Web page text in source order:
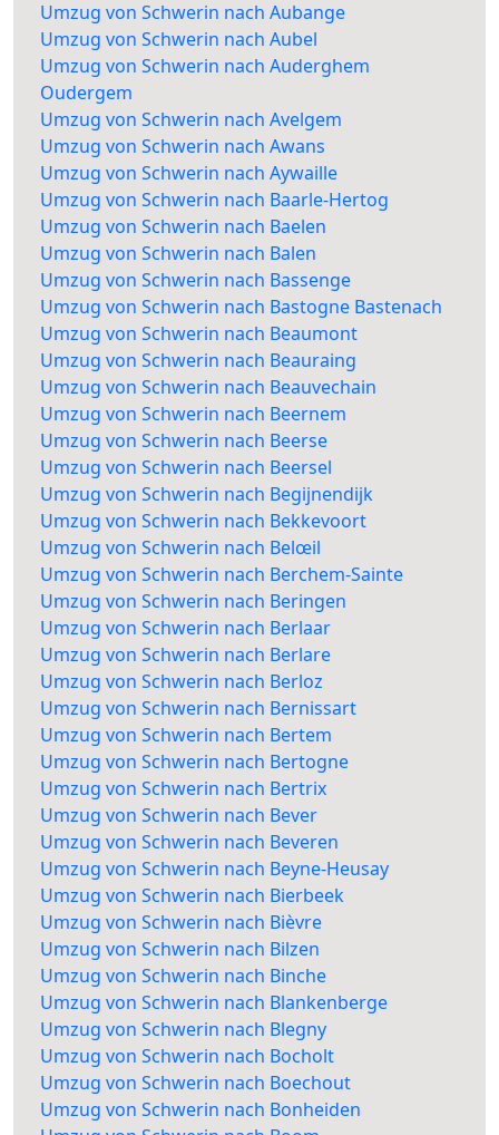
Umzug von Schwerin nach Aubange
Umzug von Schwerin nach Aubel
Umzug von Schwerin nach Auderghem
Oudergem
Umzug von Schwerin nach Avelgem
Umzug von Schwerin nach Awans
Umzug von Schwerin nach Aywaille
Umzug von Schwerin nach Baarle-Hertog
Umzug von Schwerin nach Baelen
Umzug von Schwerin nach Balen
Umzug von Schwerin nach Bassenge
Umzug von Schwerin nach Bastogne Bastenach
Umzug von Schwerin nach Beaumont
Umzug von Schwerin nach Beauraing
Umzug von Schwerin nach Beauvechain
Umzug von Schwerin nach Beernem
Umzug von Schwerin nach Beerse
Umzug von Schwerin nach Beersel
Umzug von Schwerin nach Begijnendijk
Umzug von Schwerin nach Bekkevoort
Umzug von Schwerin nach Belœil
Umzug von Schwerin nach Berchem-Sainte
Umzug von Schwerin nach Beringen
Umzug von Schwerin nach Berlaar
Umzug von Schwerin nach Berlare
Umzug von Schwerin nach Berloz
Umzug von Schwerin nach Bernissart
Umzug von Schwerin nach Bertem
Umzug von Schwerin nach Bertogne
Umzug von Schwerin nach Bertrix
Umzug von Schwerin nach Bever
Umzug von Schwerin nach Beveren
Umzug von Schwerin nach Beyne-Heusay
Umzug von Schwerin nach Bierbeek
Umzug von Schwerin nach Bièvre
Umzug von Schwerin nach Bilzen
Umzug von Schwerin nach Binche
Umzug von Schwerin nach Blankenberge
Umzug von Schwerin nach Blegny
Umzug von Schwerin nach Bocholt
Umzug von Schwerin nach Boechout
Umzug von Schwerin nach Bonheiden